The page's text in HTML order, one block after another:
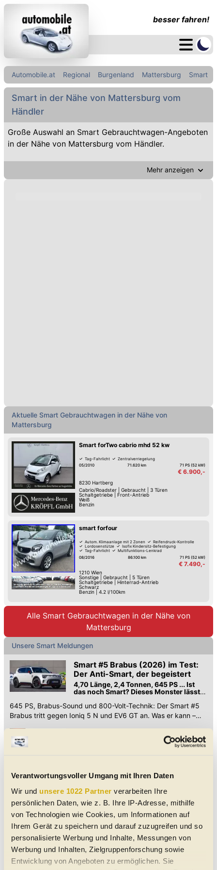
Verantwortungsvoller Umgang mit Ihren Daten
Wir und unsere 1022 Partner verarbeiten Ihre
persönlichen Daten, wie z. B. Ihre IP-Adresse, mithilfe
von Technologien wie Cookies, um Informationen auf
Ihrem Gerät zu speichern und darauf zuzugreifen und so
personalisierte Werbung und Inhalte, Messungen von
Werbung und Inhalten, Zielgruppenforschung sowie
Entwicklung von Angeboten zu ermöglichen. Sie
besser fahren!
Automobile.at Regional Burgenland Mattersburg Smart
Smart in der Nähe von Mattersburg vom
Händler
Große Auswahl an Smart Gebrauchtwagen-Angeboten
in der Nähe von Mattersburg vom Händler.
Mehr anzeigen
Aktuelle Smart Gebrauchtwagen in der Nähe von
Mattersburg
Smart forTwo cabrio mhd 52 kw
Tag-Fahrlicht
Zentralverriegelung
05/2010
71.620 km 71 PS (52 kW)
€ 6.900,-
8230 Hartberg
Cabrio/Roadster| Gebraucht
3 Türen
Schaltgetriebe| Front-Antrieb
Weiß
Benzin
smart forfour
Autom. Klimaanlage mit 2 Zonen
Reifendruck-Kontrolle
Lordosenstütze
Isofix Kindersitz-Befestigung
Tag-Fahrlicht
Multifunktions-Lenkrad
Zentralverriegelung mit Fernbedienung
Tempomat
08/2016 86.100 km 71 PS (52 kW)
€ 7.490,-
1210 Wien
Sonstige| Gebraucht
5 Türen
Schaltgetriebe| Hinterrad-Antrieb
Schwarz
Benzin
4.2 l/100km
Alle Smart Gebrauchtwagen in der Nähe von
Mattersburg
Unsere Smart Meldungen
Smart #5 Brabus (2026) im Test:
Der Anti-Smart, der begeistert
4,70 Länge, 2,4 Tonnen, 645 PS ... Ist
das noch Smart? Dieses Monster lässt
645 PS, Brabus-Sound und 800-Volt-Technik: Der Smart #5
Brabus tritt gegen Ioniq 5 N und EV6 GT an. Was er kann –
Smart bringt 2026 den #2 als elektrischen Fortwo-Nachfolger.
unter 3,5 Meter messen.
Smart #5 Brabus ist der stärkste
Smart aller Zeiten
Und der größte, schnellste, teuerste ...
und er lädt wirklich sehr sehr flott
Der #5 Brabus bricht diverse Smart-Rekorde. Er ist der
größte, schnellste, teuerste ... und er lädt wirklich sehr sehr
flott.